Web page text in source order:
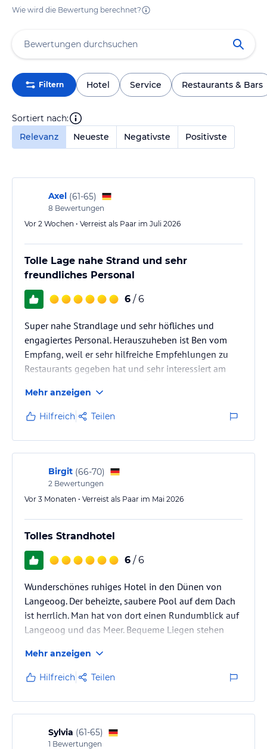
Wie wird die Bewertung berechnet?
Filtern Hotel Service Restaurants & Bars
Sortiert nach:
Relevanz
Neueste Negativste Positivste
Axel (61-65)
8 Bewertungen
Vor 2 Wochen • Verreist als Paar im Juli 2026
Tolle Lage nahe Strand und sehr
freundliches Personal
6 / 6
Super nahe Strandlage und sehr höfliches und
engagiertes Personal. Herauszuheben ist Ben vom
Empfang, weil er sehr hilfreiche Empfehlungen zu
Restaurants gegeben hat und sehr interessiert am
komfortabel.
Mehr anzeigen
Hilfreich Teilen
Birgit (66-70)
2 Bewertungen
Vor 3 Monaten • Verreist als Paar im Mai 2026
Tolles Strandhotel
6 / 6
Wunderschönes ruhiges Hotel in den Dünen von
Langeoog. Der beheizte, saubere Pool auf dem Dach
ist herrlich. Man hat von dort einen Rundumblick auf
Langeoog und das Meer. Bequeme Liegen stehen
Mehr anzeigen
Hilfreich Teilen
Sylvia (61-65)
1 Bewertungen